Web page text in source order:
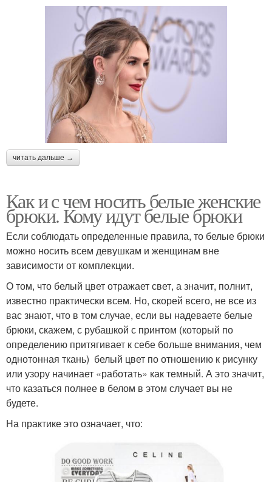
читать дальше →
Как и с чем носить белые женские
брюки. Кому идут белые брюки
Если соблюдать определенные правила, то белые брюки
можно носить всем девушкам и женщинам вне
зависимости от комплекции.
О том, что белый цвет отражает свет, а значит, полнит,
известно практически всем. Но, скорей всего, не все из
вас знают, что в том случае, если вы надеваете белые
брюки, скажем, с рубашкой с принтом (который по
определению притягивает к себе больше внимания, чем
однотонная ткань) белый цвет по отношению к рисунку
или узору начинает «работать» как темный. А это значит,
что казаться полнее в белом в этом случает вы не
будете.
На практике это означает, что: